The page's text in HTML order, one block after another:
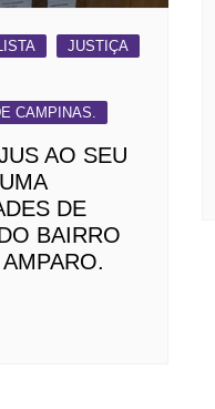
JUSTIÇA
CAMPINAS.
AO SEU
DE
BAIRRO